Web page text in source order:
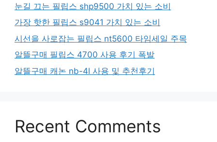
눈길 끄는 필립스 shp9500 가치 있는 소비
가장 핫한 필립스 s9041 가치 있는 소비
시선을 사로잡는 필립스 nt5600 타임세일 주목
알뜰구매 필립스 4700 사용 후기 폭발
알뜰구매 캐논 nb-4l 사용 및 추천후기
Recent Comments